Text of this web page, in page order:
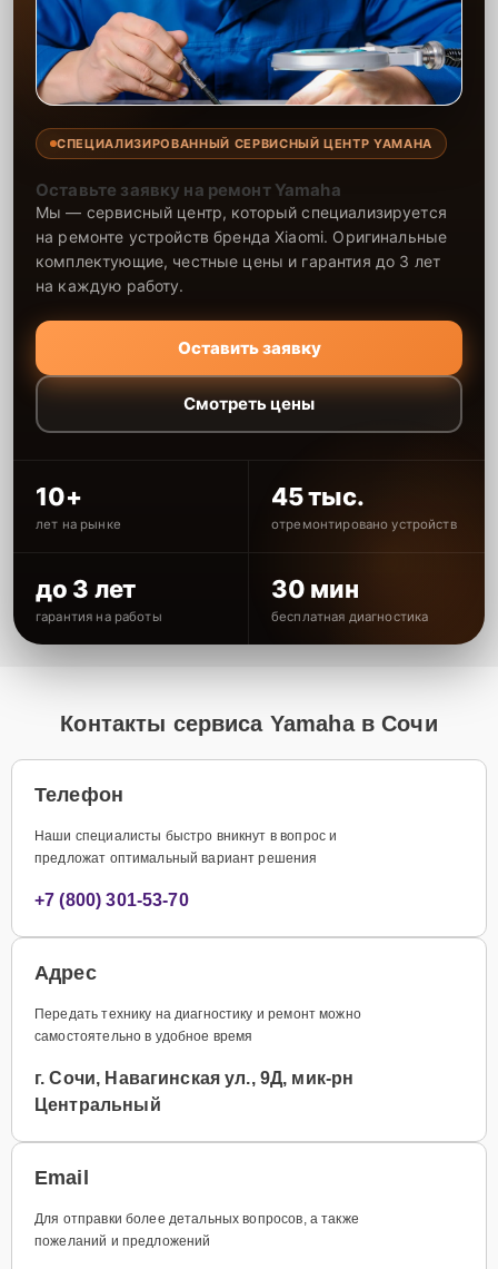
СПЕЦИАЛИЗИРОВАННЫЙ СЕРВИСНЫЙ ЦЕНТР YAMAHA
Оставьте заявку на ремонт Yamaha
Мы — сервисный центр, который специализируется
на ремонте устройств бренда Xiaomi. Оригинальные
комплектующие, честные цены и гарантия до 3 лет
на каждую работу.
Оставить заявку
Смотреть цены
10+
лет на рынке
45 тыс.
отремонтировано устройств
до 3 лет
гарантия на работы
30 мин
бесплатная диагностика
Контакты сервиса Yamaha в Сочи
Телефон
Наши специалисты быстро вникнут в вопрос и
предложат оптимальный вариант решения
+7 (800) 301-53-70
Адрес
Передать технику на диагностику и ремонт можно
самостоятельно в удобное время
г. Сочи, Навагинская ул., 9Д, мик-рн
Центральный
Email
Для отправки более детальных вопросов, а также
пожеланий и предложений